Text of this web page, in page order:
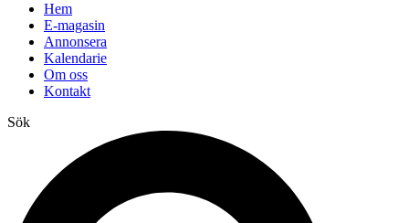
Hem
E-magasin
Annonsera
Kalendarie
Om oss
Kontakt
Sök